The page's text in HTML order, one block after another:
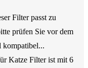
Filter passt zu
prüfen Sie vor dem
Katze Filter ist mit 6